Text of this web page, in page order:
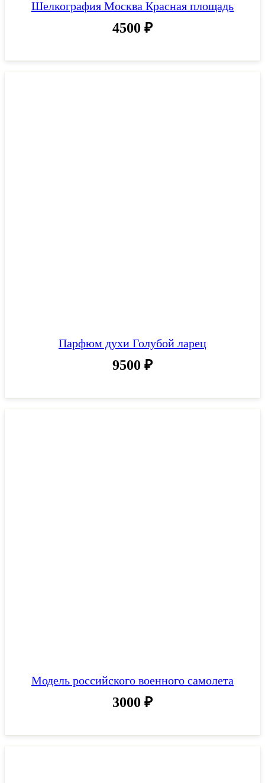
Шелкография Москва Красная площадь
4500 ₽
Парфюм духи Голубой ларец
9500 ₽
Модель российского военного самолета
3000 ₽